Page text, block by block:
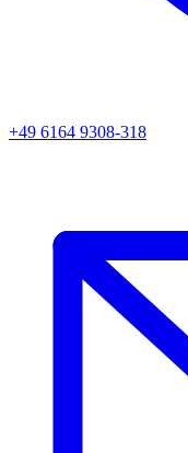
+49 6164 9308-318